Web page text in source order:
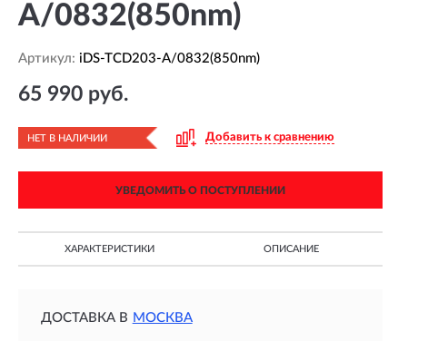
A/0832(850nm)
Артикул: iDS-TCD203-A/0832(850nm)
65 990 руб.
НЕТ В НАЛИЧИИ Добавить к сравнению
УВЕДОМИТЬ О ПОСТУПЛЕНИИ
ХАРАКТЕРИСТИКИ ОПИСАНИЕ
ДОСТАВКА В МОСКВА